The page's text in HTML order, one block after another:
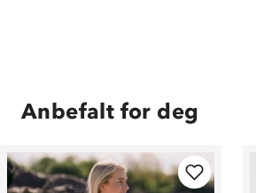
Anbefalt for deg